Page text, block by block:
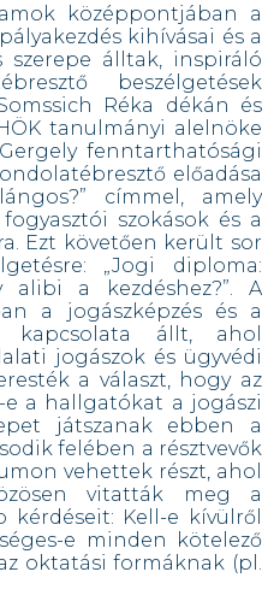
középpontjában a
kihívásai és a
álltak, inspiráló
beszélgetések
Réka dékán és
tanulmányi alelnöke
fenntarthatósági
előadása
címmel, amely
szokások és a
Ezt követően került sor
„Jogi diploma:
alibi a kezdéshez?”. A
a jogászképzés és a
kapcsolata állt, ahol
jogászok és ügyvédi
a választ, hogy az
a hallgatókat a jogászi
játszanak ebben a
felében a résztvevők
vehettek részt, ahol
vitatták meg a
kérdéseit: Kell-e kívülről
e minden kötelező
oktatási formáknak (pl.